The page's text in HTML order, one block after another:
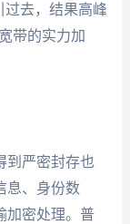
过去，结果高峰
带的实力加
到严密封存也
息、身份数
加密处理。普